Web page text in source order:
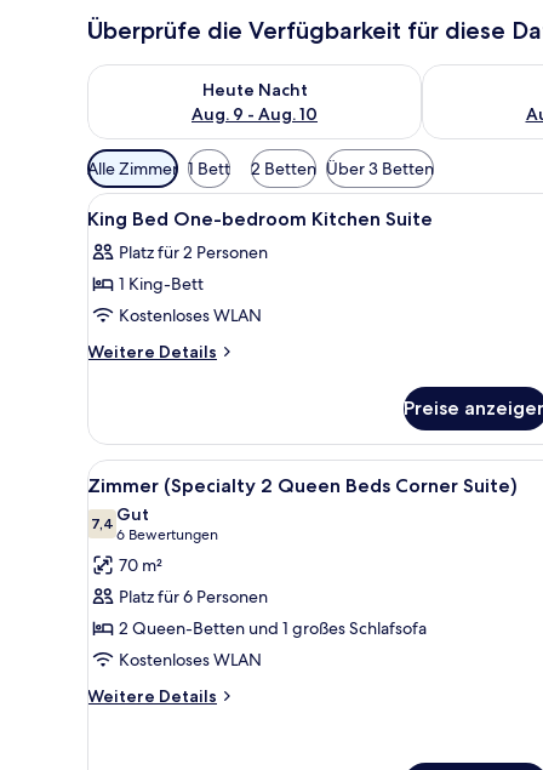
Überprüfe die Verfügbarkeit für diese
Heute Nacht
Aug. 9 - Aug. 10
Überprüfe die Verfügbarkeit für heute Nacht, Aug. 9
Überprüfe
Verfügbare
Filter
für
Zimmer
Alle Zimmer 1 Bett 2 Betten Über 3 Betten
Alle
Fotos
für
King
Bed
One-
Suite
anzeigen
Eine Küche mit blauen
3
King Bed One-bedroom Kitchen Suite
Platz für 2 Personen
1 King-Bett
Kostenloses WLAN
Weitere Details
Weitere
Bed
One-
bedroom
Kitchen
Suite
Preise
Alle
Fotos
für
Zimmer
(Specialty
2
Queen
Beds
Corner
Zimmer (Specialty 2 Queen
11
Zimmer (Specialty 2 Queen Beds Corner Suite)
7,47,4 von 10
Gut
6 Bewertungen
(6
Bewertungen)
70 m²
Platz für 6 Personen
2 Queen-Betten und 1 großes Schlafsofa
Kostenloses WLAN
Weitere Details
Weitere